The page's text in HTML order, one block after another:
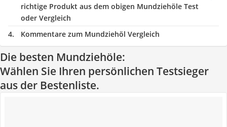
richtige Produkt aus dem obigen Mundziehöle Test
oder Vergleich
Kommentare zum Mundziehöl Vergleich
Die besten Mundziehöle:
Wählen Sie Ihren persönlichen Testsieger
aus der Bestenliste.